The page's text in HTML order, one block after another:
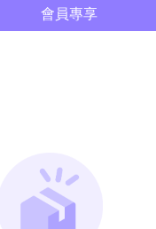
會員專享